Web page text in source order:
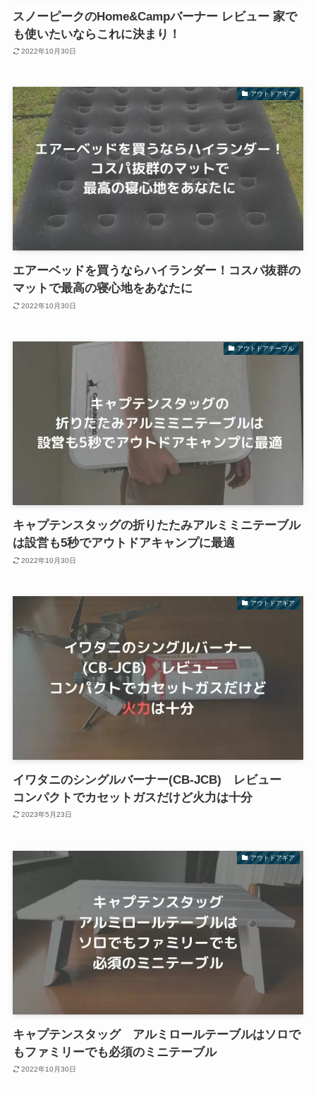
スノーピークのHome&Campバーナー レビュー 家で
も使いたいならこれに決まり！
2022年10月30日
アウトドアギア
エアーベッドを買うならハイランダー！コスパ抜群の
マットで最高の寝心地をあなたに
2022年10月30日
アウトドアテーブル
キャプテンスタッグの折りたたみアルミミニテーブル
は設営も5秒でアウトドアキャンプに最適
2022年10月30日
アウトドアギア
イワタニのシングルバーナー(CB-JCB) レビュー
コンパクトでカセットガスだけど火力は十分
2023年5月23日
アウトドアギア
キャプテンスタッグ アルミロールテーブルはソロで
もファミリーでも必須のミニテーブル
2022年10月30日